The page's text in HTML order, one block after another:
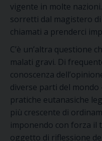
vigente in molte
sorretti dal magistero
chiamati a prenderci
C’è un’altra questione
malati gravi. Di
conoscenza
diverse parti del
pratiche eutanasiche
più crescente di
imponendo con forza il
oggetto di riflessione